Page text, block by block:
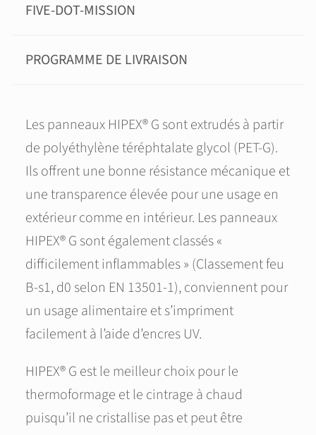
FIVE-DOT-MISSION
PROGRAMME DE LIVRAISON
Les panneaux HIPEX® G sont extrudés à partir
de polyéthylène téréphtalate glycol (PET-G).
Ils offrent une bonne résistance mécanique et
une transparence élevée pour une usage en
extérieur comme en intérieur. Les panneaux
HIPEX® G sont également classés «
difficilement inflammables » (Classement feu
B-s1, d0 selon EN 13501-1), conviennent pour
un usage alimentaire et s’impriment
facilement à l’aide d’encres UV.
HIPEX® G est le meilleur choix pour le
thermoformage et le cintrage à chaud
puisqu’il ne cristallise pas et peut être